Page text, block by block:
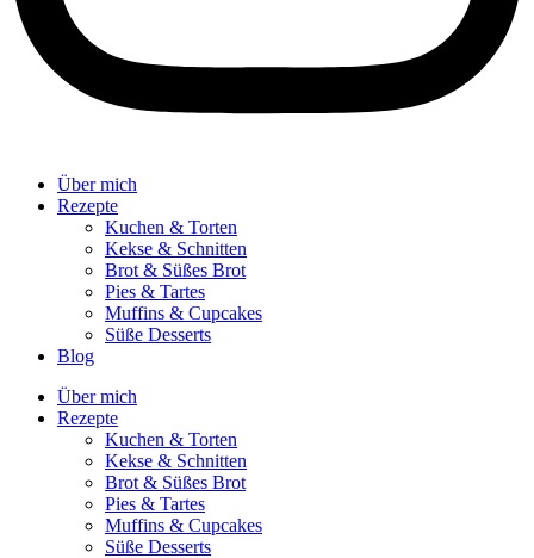
Über mich
Rezepte
Kuchen & Torten
Kekse & Schnitten
Brot & Süßes Brot
Pies & Tartes
Muffins & Cupcakes
Süße Desserts
Blog
Über mich
Rezepte
Kuchen & Torten
Kekse & Schnitten
Brot & Süßes Brot
Pies & Tartes
Muffins & Cupcakes
Süße Desserts